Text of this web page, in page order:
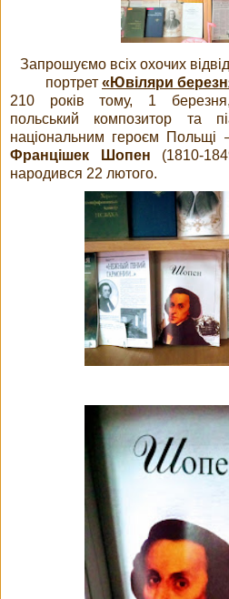
Запрошуємо всіх охочих
портрет «Ювіляри
210 років тому, 1
польський композитор та
національним героєм Польщі
Францішек Шопен (1810-
народився 22 лютого.